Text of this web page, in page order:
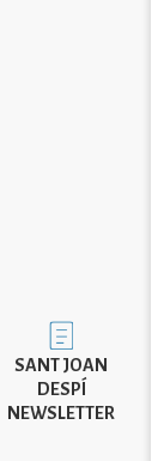
Imatge
SANT JOAN
DESPÍ
NEWSLETTER